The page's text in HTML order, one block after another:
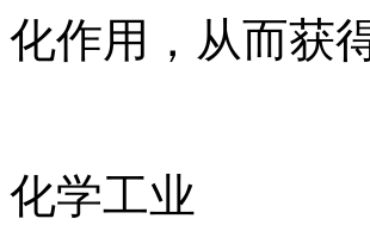
化作用，从而获
化学工业